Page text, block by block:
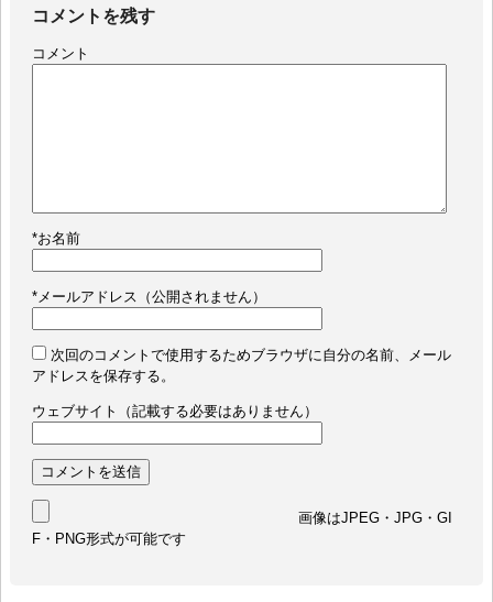
コメントを残す
コメント
*お名前
*メールアドレス（公開されません）
次回のコメントで使用するためブラウザに自分の名前、メール
アドレスを保存する。
ウェブサイト（記載する必要はありません）
画像はJPEG・JPG・GI
F・PNG形式が可能です